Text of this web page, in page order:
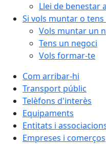
Llei de benestar
Si vols muntar o
Vols muntar un
Tens un negoci
Vols formar-te
Com arribar-hi
Transport públic
Telèfons d'interès
Equipaments
Entitats i
Empreses i comerços